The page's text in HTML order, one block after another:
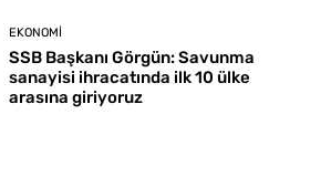
EKONOMI
SSB Başkanı Görgün: Savunma
sanayisi ihracatında ilk 10 ülke
arasına giriyoruz